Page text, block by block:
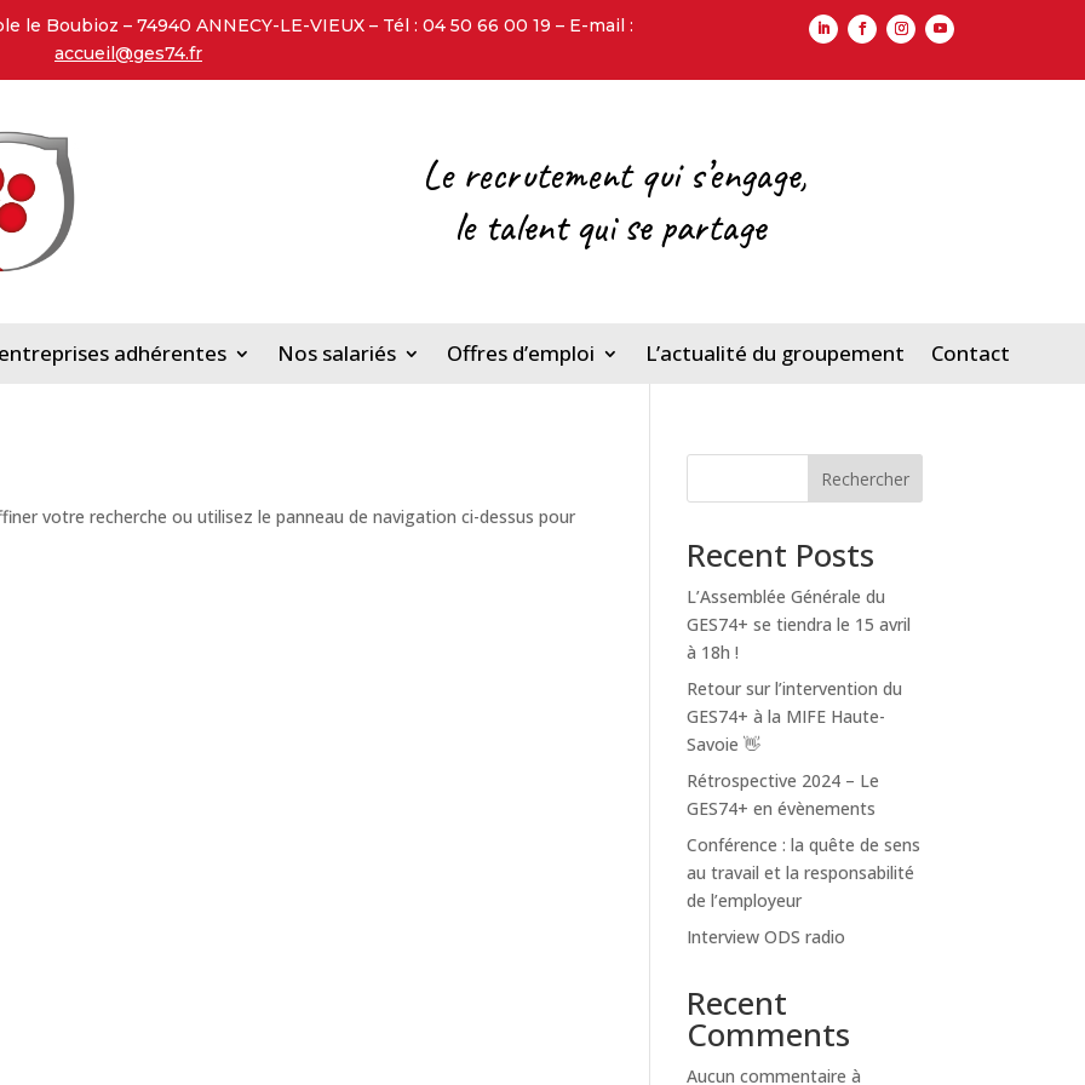
le Boubioz – 74940 ANNECY-LE-VIEUX – Tél : 04 50 66 00 19 – E-mail :
accueil@ges74.fr
Le recrutement qui s’engage,
le talent qui se partage
adhérentes Nos salariés Offres d’emploi L’actualité du groupement Contact
votre recherche ou utilisez le panneau de navigation ci-dessus pour
Rechercher
Recent Posts
L’Assemblée Générale du
GES74+ se tiendra le 15 avril
à 18h !
Retour sur l’intervention du
GES74+ à la MIFE Haute-
Savoie 👋
Rétrospective 2024 – Le
GES74+ en évènements
Conférence : la quête de sens
au travail et la responsabilité
de l’employeur
Interview ODS radio
Recent
Comments
Aucun commentaire à